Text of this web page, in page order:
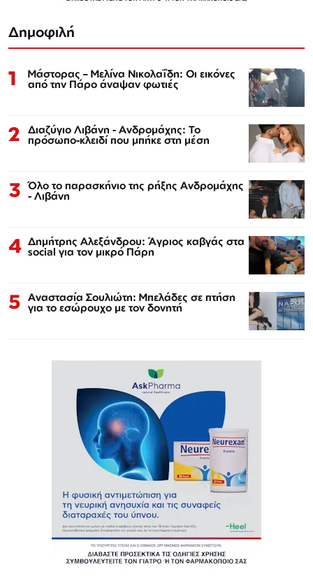
Δημοφιλή
1 Μάστορας – Μελίνα Νικολαΐδη: Οι εικόνες
από την Πάρο άναψαν φωτιές
2 Διαζύγιο Λιβάνη - Ανδρομάχης: Το
πρόσωπο-κλειδί που μπήκε στη μέση
3 Όλο το παρασκήνιο της ρήξης Ανδρομάχης
- Λιβάνη
4 Δημήτρης Αλεξάνδρου: Άγριος καβγάς στα
social για τον μικρό Πάρη
5 Αναστασία Σουλιώτη: Μπελάδες σε πτήση
για το εσώρουχο με τον δονητή